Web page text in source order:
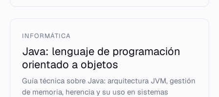
INFORMÁTICA
Java: lenguaje de programación
orientado a objetos
Guía técnica sobre Java: arquitectura JVM, gestión
de memoria, herencia y su uso en sistemas